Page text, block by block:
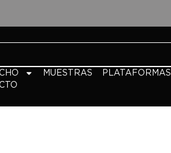
MUESTRAS PLATAFORMAS